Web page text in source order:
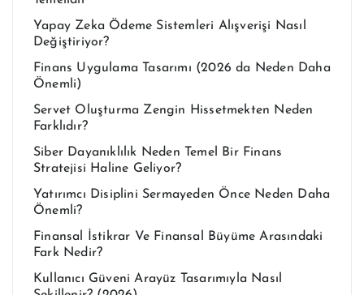
Yapay Zeka Ödeme Sistemleri Alışverişi Nasıl
Değiştiriyor?
Finans Uygulama Tasarımı (2026 da Neden Daha
Önemli)
Servet Oluşturma Zengin Hissetmekten Neden
Farklıdır?
Siber Dayanıklılık Neden Temel Bir Finans
Stratejisi Haline Geliyor?
Yatırımcı Disiplini Sermayeden Önce Neden Daha
Önemli?
Finansal İstikrar Ve Finansal Büyüme Arasındaki
Fark Nedir?
Kullanıcı Güveni Arayüz Tasarımıyla Nasıl